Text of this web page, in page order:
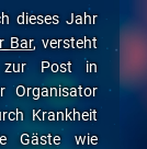
dieses Jahr
Bar, versteht
zur Post in
Organisator
Krankheit
Gäste wie